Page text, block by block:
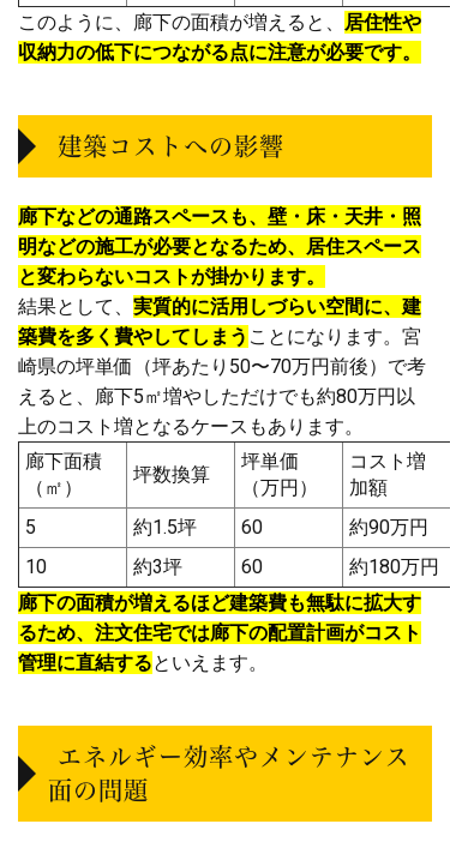
このように、廊下の面積が増えると、 居住性や
収納力の低下につながる点に注意が必要です。
建築コストへの影響
廊下などの通路スペースも、壁・床・天井・照
明などの施工が必要となるため、居住スペース
と変わらないコストが掛かります。
結果として、 実質的に活用しづらい空間に、建
築費を多く費やしてしまう ことになります。宮
崎県の坪単価（坪あたり50〜70万円前後）で考
えると、廊下5㎡増やしただけでも約80万円以
上のコスト増となるケースもあります。
廊下面積
（㎡）
坪数換算
坪単価
（万円）
コスト増
加額
5
約1.5坪 60
約90万円
10
約3坪 60
約180万円
廊下の面積が増えるほど建築費も無駄に拡大す
るため、注文住宅では廊下の配置計画がコスト
管理に直結するといえます。
エネルギー効率やメンテナンス
面の問題